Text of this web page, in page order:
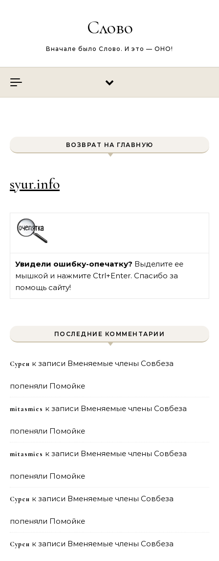
Слово
Вначале было Слово. И это — ОНО!
ВОЗВРАТ НА ГЛАВНУЮ
syur.info
Увидели ошибку-опечатку? Выделите ее
мышкой и нажмите Ctrl+Enter. Спасибо за
помощь сайту!
ПОСЛЕДНИЕ КОММЕНТАРИИ
Сурен к записи Вменяемые члены Совбеза
попеняли Помойке
mitasmies к записи Вменяемые члены Совбеза
попеняли Помойке
mitasmies к записи Вменяемые члены Совбеза
попеняли Помойке
Сурен к записи Вменяемые члены Совбеза
попеняли Помойке
Сурен к записи Вменяемые члены Совбеза